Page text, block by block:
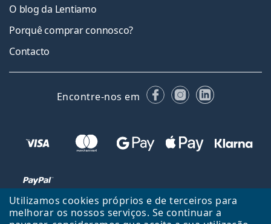
Utilizamos cookies próprios e de terceiros para
melhorar os nossos serviços. Se continuar a
O blog da Lentiamo
Porquê comprar connosco?
Contacto
Encontre-nos em FacebookInstagram
LinkedIn